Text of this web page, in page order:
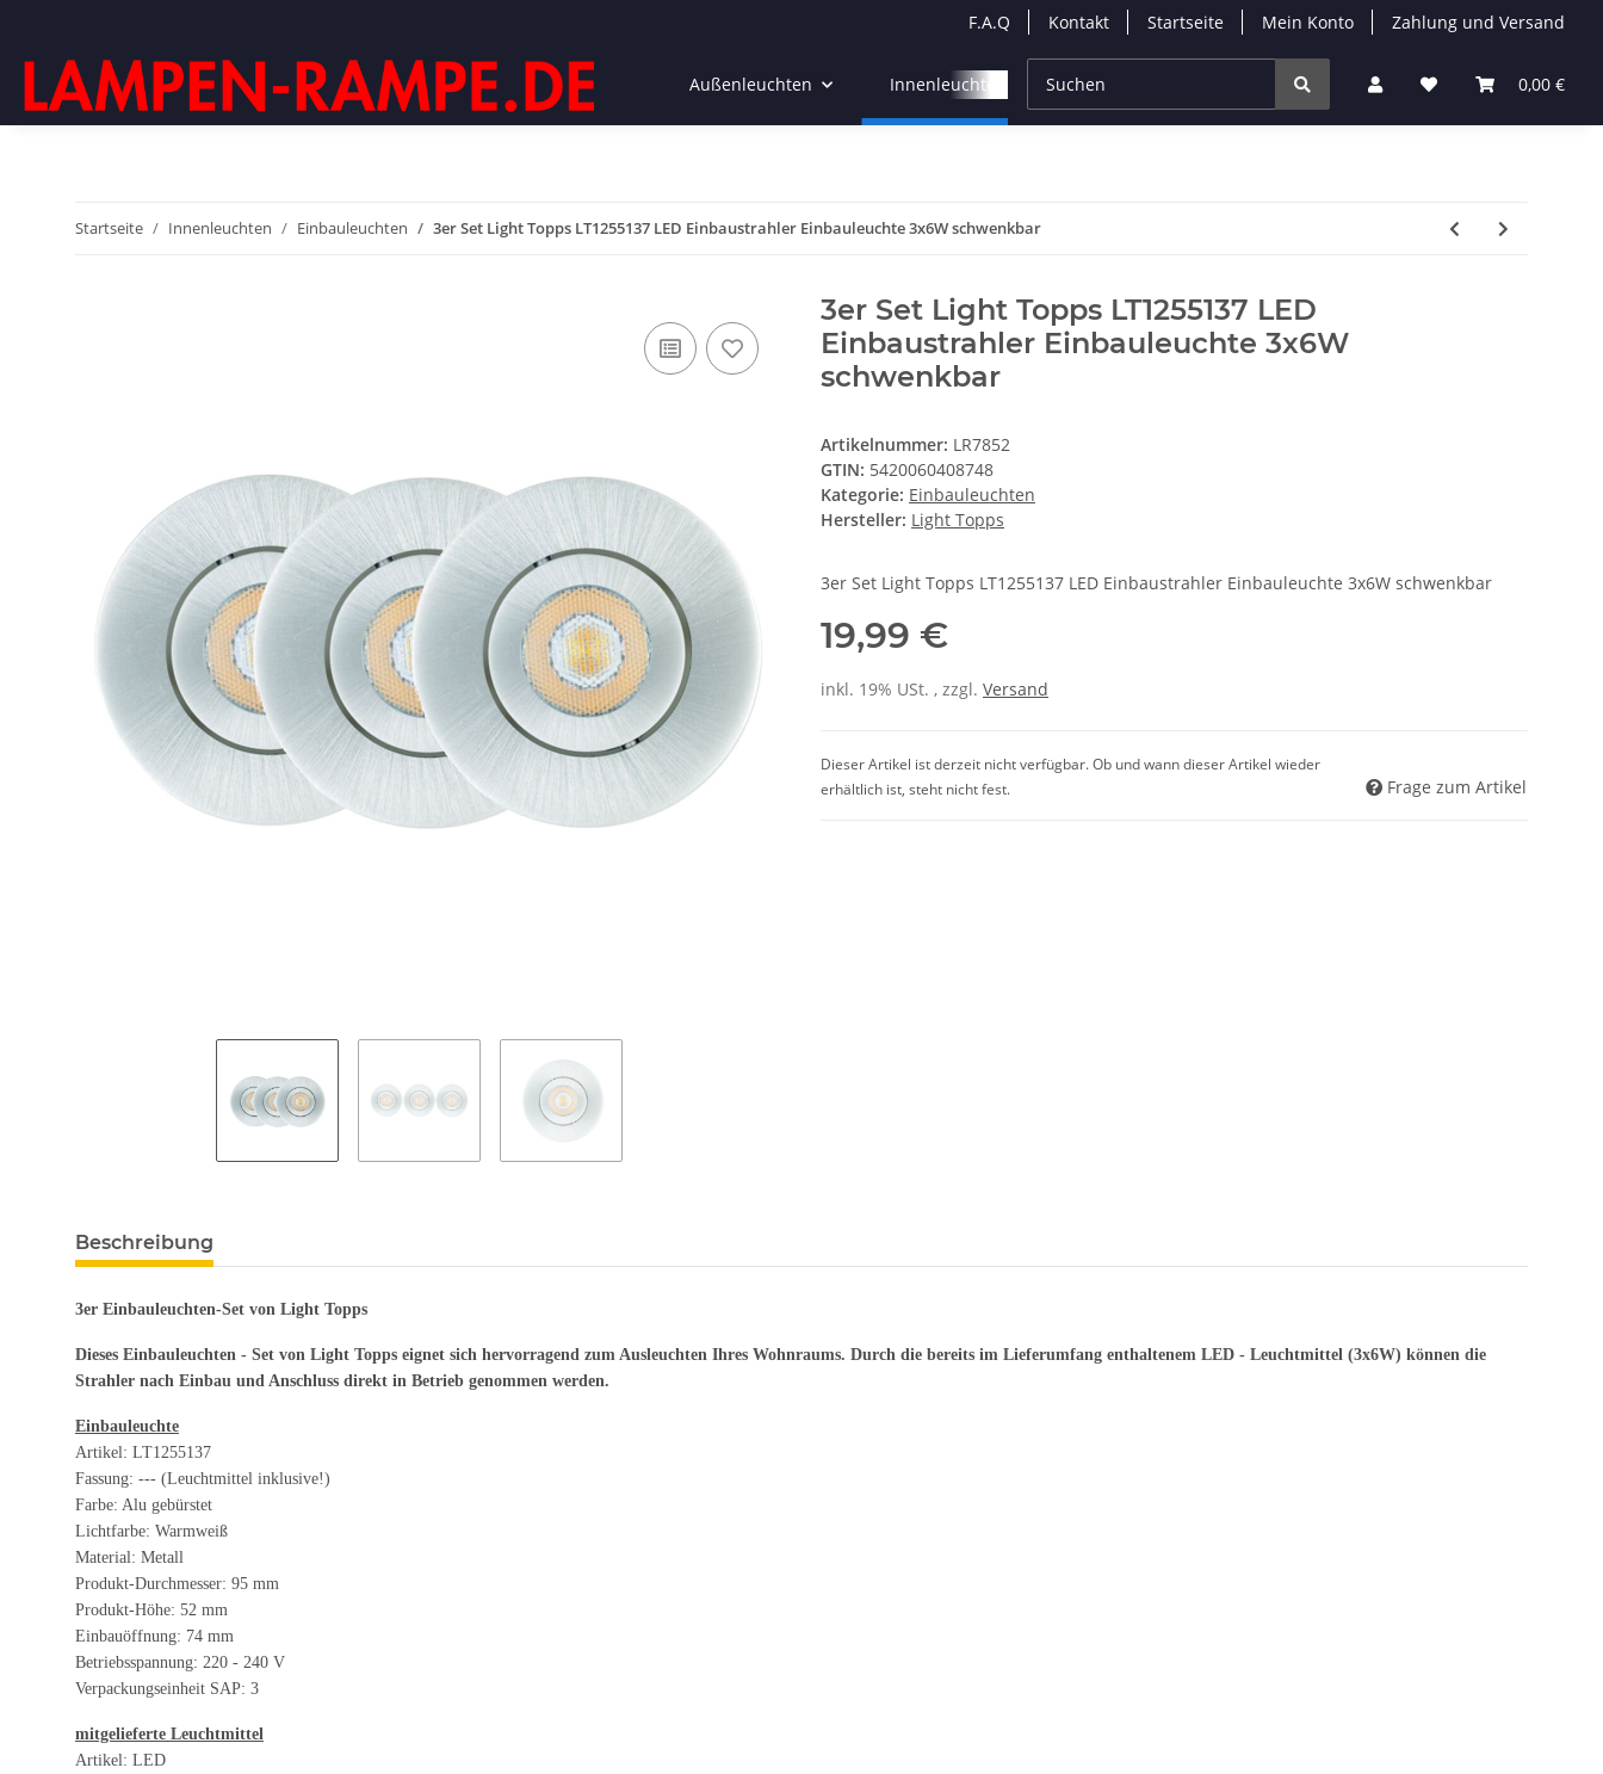
F.A.Q Kontakt Startseite Mein Konto Zahlung und Versand
0,00 €
Außenleuchten Innenleuchten Leuchtmittel Solarleuchten Zubehör
Startseite Innenleuchten Einbauleuchten 3er Set Light Topps LT1255137 LED Einbaustrahler Einbauleuchte 3x6W schwenkbar
3er Set Light Topps LT1255137 LED
Einbaustrahler Einbauleuchte 3x6W
schwenkbar
Artikelnummer: LR7852
GTIN: 5420060408748
Kategorie: Einbauleuchten
Hersteller: Light Topps
3er Set Light Topps LT1255137 LED Einbaustrahler Einbauleuchte 3x6W schwenkbar
19,99 €
inkl. 19% USt. , zzgl. Versand
Dieser Artikel ist derzeit nicht verfügbar. Ob und wann dieser Artikel wieder
erhältlich ist, steht nicht fest.
Frage zum Artikel
Beschreibung
3er Einbauleuchten-Set von Light Topps
Dieses Einbauleuchten - Set von Light Topps eignet sich hervorragend zum Ausleuchten Ihres Wohnraums. Durch die bereits im Lieferumfang enthaltenem LED - Leuchtmittel (3x6W) können die
Strahler nach Einbau und Anschluss direkt in Betrieb genommen werden.
Einbauleuchte
Artikel: LT1255137
Fassung: --- (Leuchtmittel inklusive!)
Farbe: Alu gebürstet
Lichtfarbe: Warmweiß
Material: Metall
Produkt-Durchmesser: 95 mm
Produkt-Höhe: 52 mm
Einbauöffnung: 74 mm
Betriebsspannung: 220 - 240 V
Verpackungseinheit SAP: 3
mitgelieferte Leuchtmittel
Artikel: LED